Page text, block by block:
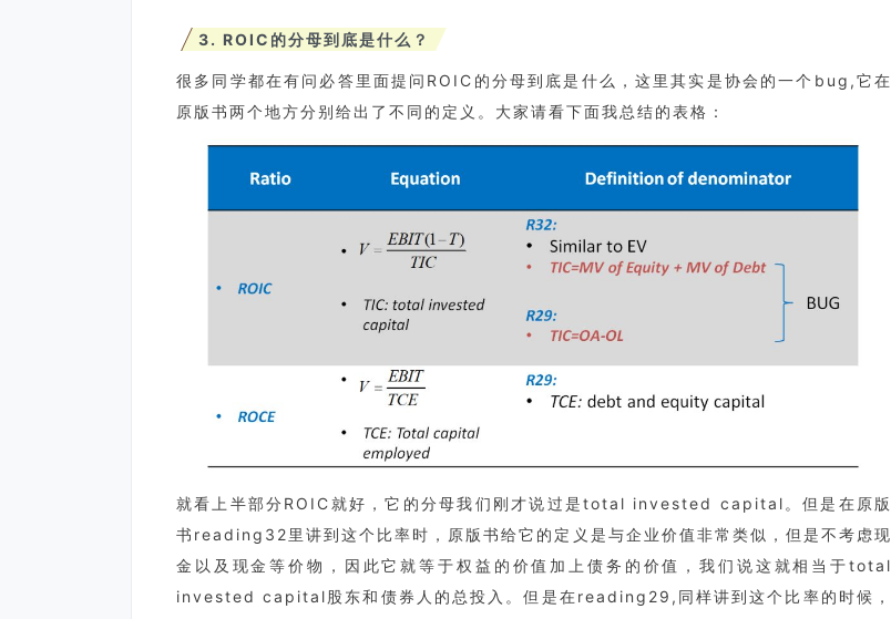
3. ROIC的分母到底是什么？
很多同学都在有问必答里面提问ROIC的分母到底是什么，这里其实是协会的一个bug,它在
原版书两个地方分别给出了不同的定义。大家请看下面我总结的表格：
就看上半部分ROIC就好，它的分母我们刚才说过是total invested capital。但是在原版
书reading32里讲到这个比率时，原版书给它的定义是与企业价值非常类似，但是不考虑现
金以及现金等价物，因此它就等于权益的价值加上债务的价值，我们说这就相当于total
invested capital股东和债券人的总投入。但是在reading29,同样讲到这个比率的时候，